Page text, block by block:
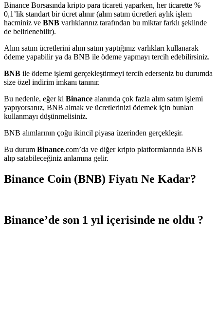
Binance Borsasında kripto para ticareti yaparken, her ticarette %
0,1’lik standart bir ücret alınır (alım satım ücretleri aylık işlem
hacminiz ve BNB varlıklarınız tarafından bu miktar farklı şeklinde
de belirlenebilir).
Alım satım ücretlerini alım satım yaptığınız varlıkları kullanarak
ödeme yapabilir ya da BNB ile ödeme yapmayı tercih edebilirsiniz.
BNB ile ödeme işlemi gerçekleştirmeyi tercih ederseniz bu durumda
size özel indirim imkanı tanınır.
Bu nedenle, eğer ki Binance alanında çok fazla alım satım işlemi
yapıyorsanız, BNB almak ve ücretlerinizi ödemek için bunları
kullanmayı düşünmelisiniz.
BNB alımlarının çoğu ikincil piyasa üzerinden gerçekleşir.
Bu durum Binance.com’da ve diğer kripto platformlarında BNB
alıp satabileceğiniz anlamına gelir.
Binance Coin (BNB) Fiyatı Ne Kadar?
Binance’de son 1 yıl içerisinde ne oldu ?